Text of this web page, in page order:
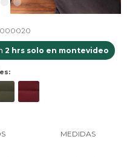
2 hrs solo en montevideo
MEDIDAS